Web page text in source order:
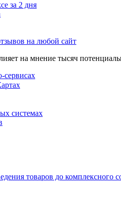
за 2 дня
на любой сайт
на мнение тысяч
сервисах
системах
товаров до комплексного